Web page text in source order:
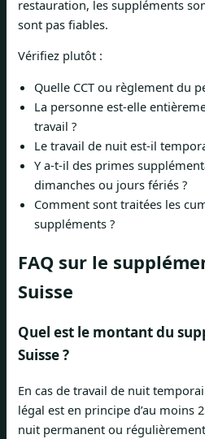
restauration, les suppléments
sont pas fiables.
Vérifiez plutôt :
Quelle CCT ou règlement du
La personne est-elle
travail ?
Le travail de nuit est-il
Y a-t-il des primes
dimanches ou jours fériés ?
Comment sont traitées les
suppléments ?
FAQ sur le
Suisse
Quel est le montant du
Suisse ?
En cas de travail de nuit
légal est en principe d’au moins
nuit permanent ou